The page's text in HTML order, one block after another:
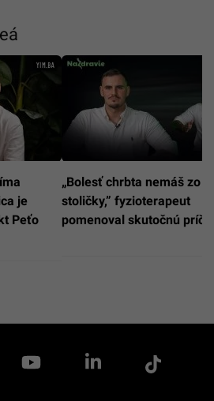
je
Peťo
„Bolesť chrbta nemáš zo
stoličky,” fyzioterapeut
pomenoval skutočnú